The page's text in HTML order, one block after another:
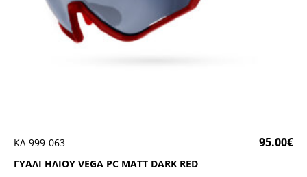
ΓΥΑΛΙ ΗΛΙΟΥ VΕGΑ ΡC ΜΑΤΤ DΑRΚ RΕD
ΚΛ-999-063 95.00€